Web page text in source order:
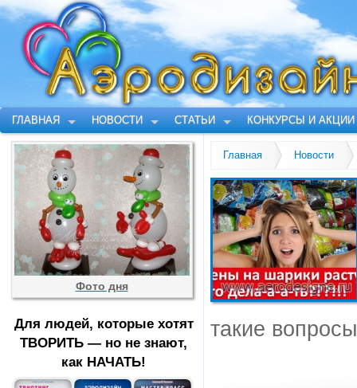
ГЛАВНАЯ НОВОСТИ СТАТЬИ КОНКУРСЫ И АКЦИИ
Фото дня
Для людей, которые хотят
ТВОРИТЬ — но не знают,
как НАЧАТЬ!
Главная Новости
такие